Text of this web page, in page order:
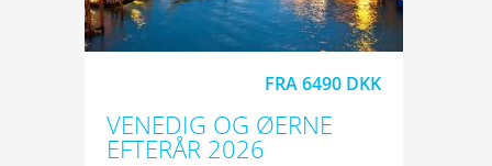
FRA 6490 DKK
VENEDIG OG ØERNE
EFTERÅR 2026